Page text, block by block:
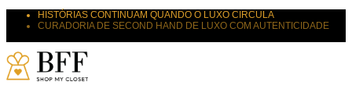
HISTÓRIAS CONTINUAM QUANDO O LUXO CIRCULA
CURADORIA DE SECOND HAND DE LUXO COM AUTENTICIDADE